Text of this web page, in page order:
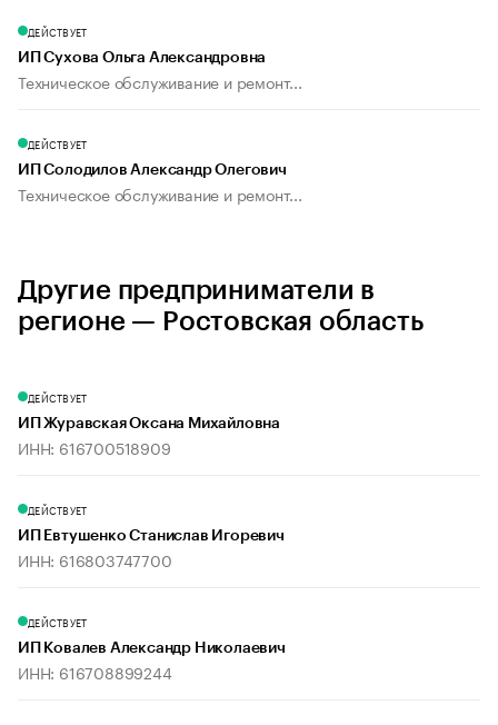
ДЕЙСТВУЕТ
ИП Сухова Ольга Александровна
Техническое обслуживание и ремонт...
ДЕЙСТВУЕТ
ИП Солодилов Александр Олегович
Техническое обслуживание и ремонт...
Другие предприниматели в
регионе — Ростовская область
ДЕЙСТВУЕТ
ИП Журавская Оксана Михайловна
ИНН: 616700518909
ДЕЙСТВУЕТ
ИП Евтушенко Станислав Игоревич
ИНН: 616803747700
ДЕЙСТВУЕТ
ИП Ковалев Александр Николаевич
ИНН: 616708899244